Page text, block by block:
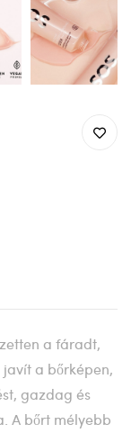
a fáradt,
a bőrképen,
gazdag és
A bőrt mélyebb